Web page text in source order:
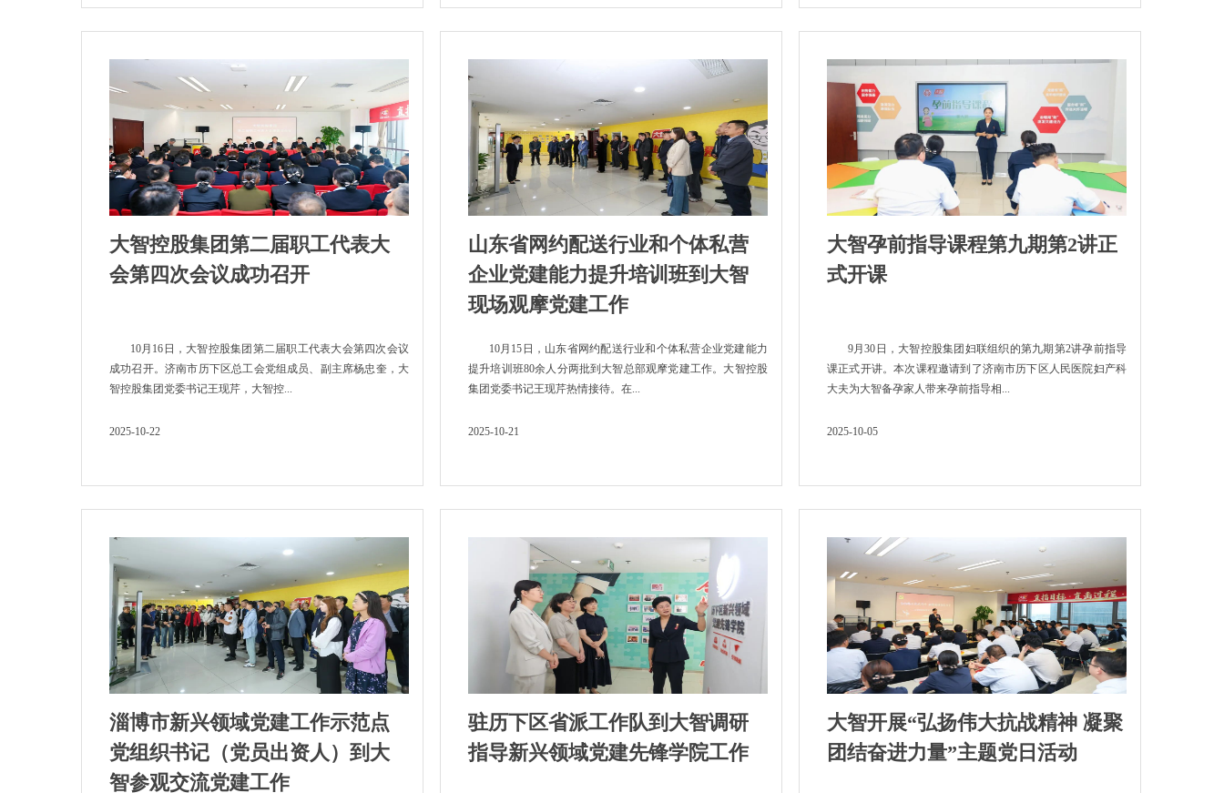
大智控股集团第二届职工代表大
会第四次会议成功召开
10月16日，大智控股集团第二届职工代表大会第四次会议
成功召开。济南市历下区总工会党组成员、副主席杨忠奎，大
智控股集团党委书记王现芹，大智控...
2025-10-22
山东省网约配送行业和个体私营
企业党建能力提升培训班到大智
现场观摩党建工作
10月15日，山东省网约配送行业和个体私营企业党建能力
提升培训班80余人分两批到大智总部观摩党建工作。大智控股
集团党委书记王现芹热情接待。在...
2025-10-21
大智孕前指导课程第九期第2讲正
式开课
9月30日，大智控股集团妇联组织的第九期第2讲孕前指导
课正式开讲。本次课程邀请到了济南市历下区人民医院妇产科
大夫为大智备孕家人带来孕前指导相...
2025-10-05
淄博市新兴领域党建工作示范点
党组织书记（党员出资人）到大
智参观交流党建工作
驻历下区省派工作队到大智调研
指导新兴领域党建先锋学院工作
大智开展“弘扬伟大抗战精神 凝聚
团结奋进力量”主题党日活动